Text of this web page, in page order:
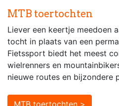
MTB toertochten
Liever een keertje meedoen
tocht in plaats van een
Fietssport biedt het meest
wielrenners en
nieuwe routes en bijzondere
MTB toertochten >